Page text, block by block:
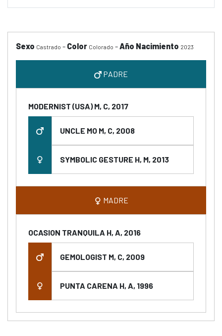
Sexo Castrado - Color Colorado -Año Nacimiento 2023
PADRE
MODERNIST (USA) M, C, 2017
UNCLE MO M, C, 2008
SYMBOLIC GESTURE H, M, 2013
MADRE
OCASION TRANQUILA H, A, 2016
GEMOLOGIST M, C, 2009
PUNTA CARENA H, A, 1996